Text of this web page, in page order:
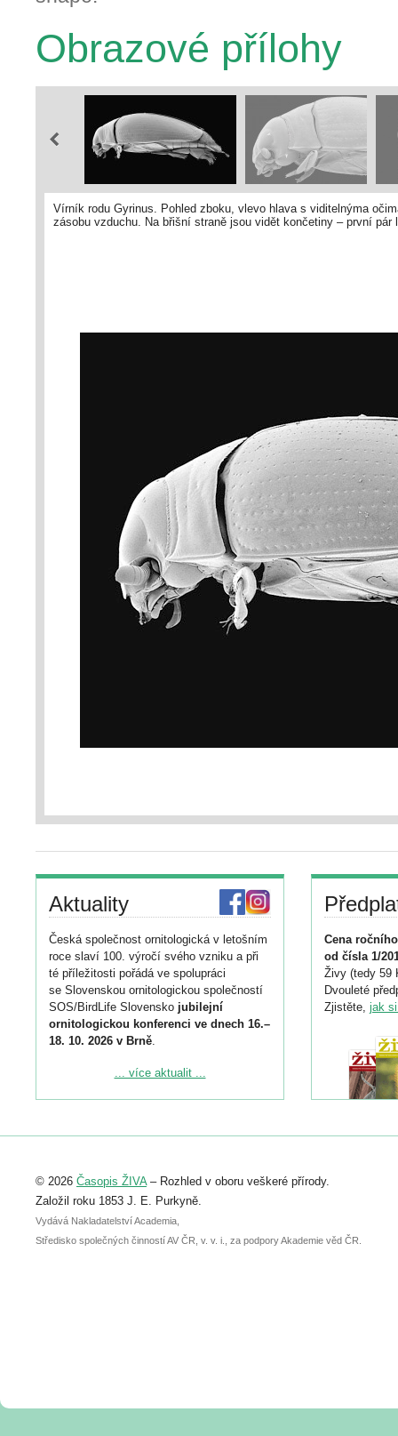
Obrazové přílohy
Vírník rodu Gyrinus. Pohled zboku, vlevo hlava s viditelnýma
zásobu vzduchu. Na břišní straně jsou vidět končetiny – první
Aktuality
Česká společnost ornitologická v letošním
roce slaví 100. výročí svého vzniku a při
té příležitosti pořádá ve spolupráci
se Slovenskou ornitologickou společností
SOS/BirdLife Slovensko jubilejní
ornitologickou konferenci ve dnech 16.–
18. 10. 2026 v Brně.
Podrobnější informace ke konferenci
Registrovat se můžete do 6. září.
abstraktu přihlášené přednášky nebo
posteru je už 30. června.
... více aktualit ...
Cena
od čísla 1/
Živy (tedy 59
Dvouleté
Zjistěte, jak
© 2026 Časopis ŽIVA– Rozhled v oboru veškeré přírody.
Založil roku 1853 J. E. Purkyně.
Vydává Nakladatelství Academia,
Středisko společných činností AV ČR, v. v. i., za podpory Akademie věd ČR.